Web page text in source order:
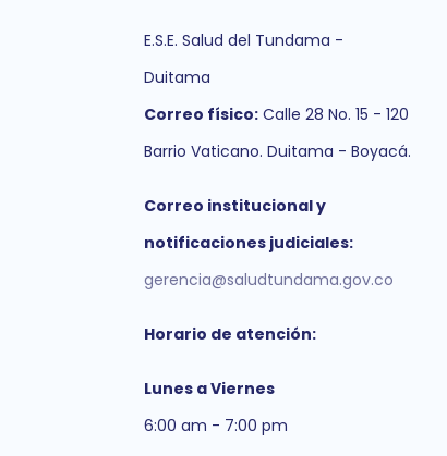
E.S.E. Salud del Tundama -
Duitama
Correo físico: Calle 28 No. 15 - 120
Barrio Vaticano. Duitama - Boyacá.
Correo institucional y
notificaciones judiciales:
gerencia@saludtundama.gov.co
Horario de atención:
Lunes a Viernes
6:00 am - 7:00 pm